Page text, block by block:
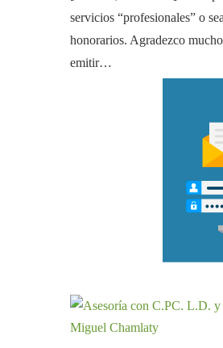
servicios “profesionales” o
honorarios. Agradezco
emitir…